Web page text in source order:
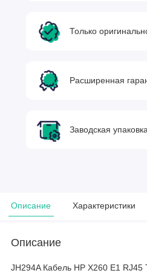
Только
Расширенная
Заводская
Описание Характеристики
Описание
JH294A Кабель HP X260 E1 RJ45